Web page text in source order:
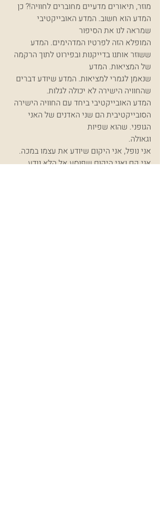
מוזר, תיאורים מדעיים מחוברים לחוויה!? כן
המדע הוא חשוב. המדע האובייקטיבי
שמראה לנו את הסיפור
המופלא הזה לפרטיו המדהימים. המדע
ששוזר אותנו בדייקנות ובפירוט לתוך הרקמה
של המציאות. המדע
שנאמן לגמרי למציאות. המדע שיודע דברים
שהחוויה הישירה לא יכולה לגלות.
המדע האובייקטיבי ביחד עם החוויה הישירה
הסובייקטיבית הם שני האדנים של האני
הגופני. שהוא שפיות
וגאולה.
אני נופל, אני היקום שיודע את עצמו במכה.
אני קם ואני היקום שפוסע אל הלא נודע.